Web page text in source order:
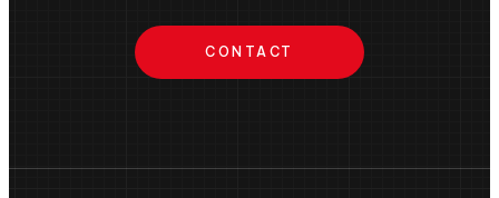
CONTACT